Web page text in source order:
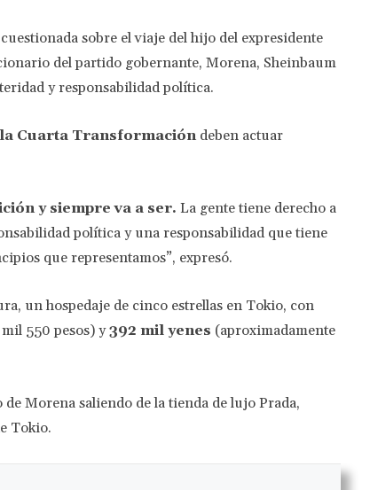
sobre el viaje del hijo del expresidente
del partido gobernante, Morena, Sheinbaum
y responsabilidad política.
Cuarta Transformación deben actuar
y siempre va a ser. La gente tiene derecho a
política y una responsabilidad que tiene
que representamos”, expresó.
un hospedaje de cinco estrellas en Tokio, con
550 pesos) y392 mil yenes (aproximadamente
Morena saliendo de la tienda de lujo Prada,
Tokio.